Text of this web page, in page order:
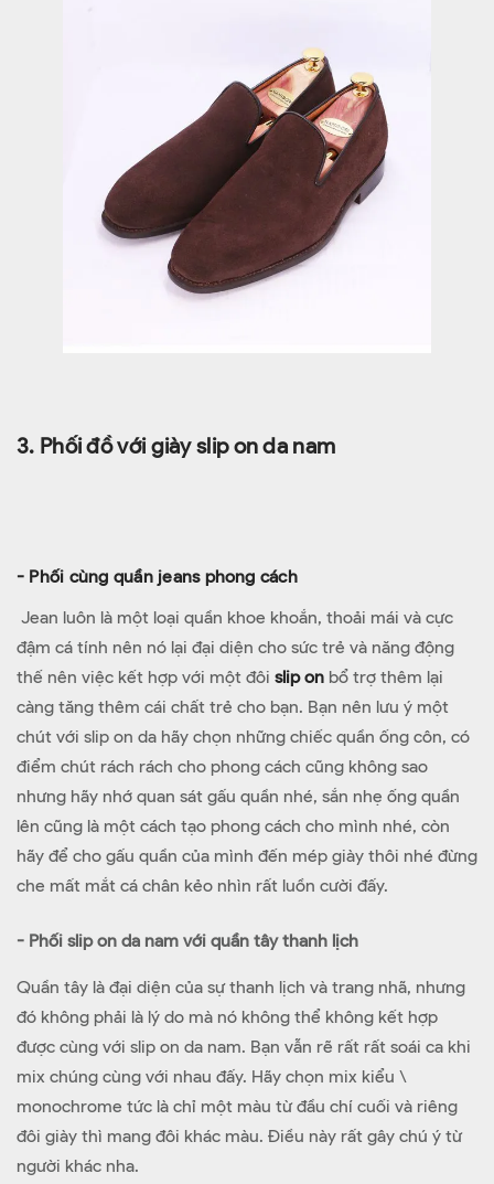
3. Phối đồ với giày slip on da nam
- Phối cùng quần jeans phong cách
Jean luôn là một loại quần khoe khoắn, thoải mái và cực
đậm cá tính nên nó lại đại diện cho sức trẻ và năng động
thế nên việc kết hợp với một đôi slip on bổ trợ thêm lại
càng tăng thêm cái chất trẻ cho bạn. Bạn nên lưu ý một
chút với slip on da hãy chọn những chiếc quần ống côn, có
điểm chút rách rách cho phong cách cũng không sao
nhưng hãy nhớ quan sát gấu quần nhé, sắn nhẹ ống quần
lên cũng là một cách tạo phong cách cho mình nhé, còn
hãy để cho gấu quần của mình đến mép giày thôi nhé đừng
che mất mắt cá chân kẻo nhìn rất luồn cười đấy.
- Phối slip on da nam với quần tây thanh lịch
Quần tây là đại diện của sự thanh lịch và trang nhã, nhưng
đó không phải là lý do mà nó không thể không kết hợp
được cùng với slip on da nam. Bạn vẫn rẽ rất rất soái ca khi
mix chúng cùng với nhau đấy. Hãy chọn mix kiểu \
monochrome tức là chỉ một màu từ đầu chí cuối và riêng
đôi giày thì mang đôi khác màu. Điều này rất gây chú ý từ
người khác nha.